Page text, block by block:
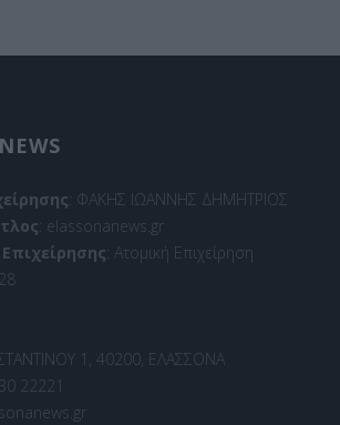
: ΦΑΚΗΣ ΙΩΑΝΝΗΣ ΔΗΜΗΤΡΙΟΣ
: elassonanews.gr
: Ατομική Επιχείρηση
1, 40200, ΕΛΑΣΣΟΝΑ
22221